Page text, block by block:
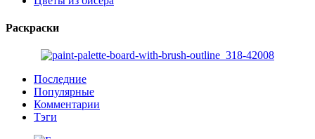
Раскраски
Последние
Популярные
Комментарии
Тэги